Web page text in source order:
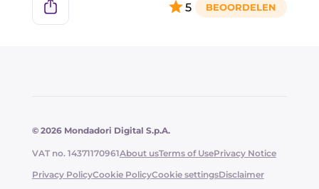
5
© 2026 Mondadori Digital S.p.A.
VAT no. 14371170961About usTerms of UsePrivacy Notice
Privacy PolicyCookie PolicyCookie settingsDisclaimer